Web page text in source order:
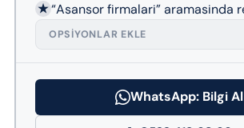
★“Asansor firmalari” aramasinda
OPSIYONLAR EKLE
WhatsApp: Bilgi Al